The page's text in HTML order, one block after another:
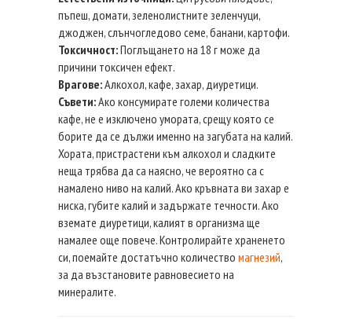
пъпеш, домати, зеленолистните зеленчуци,
джоджен, слънчогледово семе, банани, картофи.
Токсичност:Поглъщането на 18 г може да
причини токсичен ефект.
Врагове:Алкохол, кафе, захар, диуретици.
Съвети:Ако консумирате големи количества
кафе, не е изключено умората, срещу която се
борите да се дължи именно на загубата на калий.
Хората, пристрастени към алкохол и сладките
неща трябва да са наясно, че вероятно са с
намалено ниво на калий. Ако кръвната ви захар е
ниска, губите калий и задържате течности. Ако
вземате диуретици, калият в организма ще
намалее още повече. Контролирайте храненето
си, поемайте достатъчно количество магнезий,
за да възстановите равновесието на
минералите.